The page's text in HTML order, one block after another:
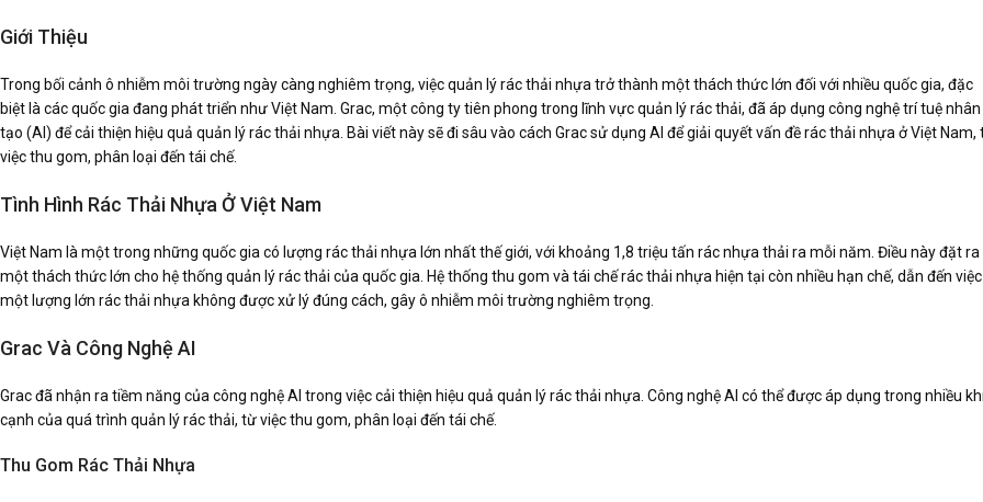
Giới Thiệu
Trong bối cảnh ô nhiễm môi trường ngày càng nghiêm trọng, việc quản lý rác thải nhựa trở thành một thách thức lớn đối với nhiều quốc gia, đặc
biệt là các quốc gia đang phát triển như Việt Nam. Grac, một công ty tiên phong trong lĩnh vực quản lý rác thải, đã áp dụng công nghệ trí tuệ nhân
tạo (AI) để cải thiện hiệu quả quản lý rác thải nhựa. Bài viết này sẽ đi sâu vào cách Grac sử dụng AI để giải quyết vấn đề rác thải nhựa ở Việt Nam,
việc thu gom, phân loại đến tái chế.
Tình Hình Rác Thải Nhựa Ở Việt Nam
Việt Nam là một trong những quốc gia có lượng rác thải nhựa lớn nhất thế giới, với khoảng 1,8 triệu tấn rác nhựa thải ra mỗi năm. Điều này đặt ra
một thách thức lớn cho hệ thống quản lý rác thải của quốc gia. Hệ thống thu gom và tái chế rác thải nhựa hiện tại còn nhiều hạn chế, dẫn đến việc
một lượng lớn rác thải nhựa không được xử lý đúng cách, gây ô nhiễm môi trường nghiêm trọng.
Grac Và Công Nghệ AI
Grac đã nhận ra tiềm năng của công nghệ AI trong việc cải thiện hiệu quả quản lý rác thải nhựa. Công nghệ AI có thể được áp dụng trong nhiều
cạnh của quá trình quản lý rác thải, từ việc thu gom, phân loại đến tái chế.
Thu Gom Rác Thải Nhựa